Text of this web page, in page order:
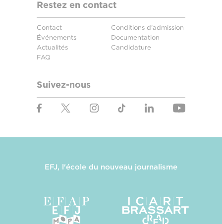
Restez en contact
Contact
Événements
Actualités
FAQ
Conditions d'admission
Documentation
Candidature
Suivez-nous
EFJ, l'école du nouveau journalisme